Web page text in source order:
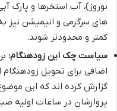
نوروز)، آب استخرها و پارک
های سرگرمی و انیمیشن نیز
کمتر و محدودتر شوند.
سیاست چک این زودهنگام:
گزارش کرده اند که این
پروازشان در ساعات اولیه